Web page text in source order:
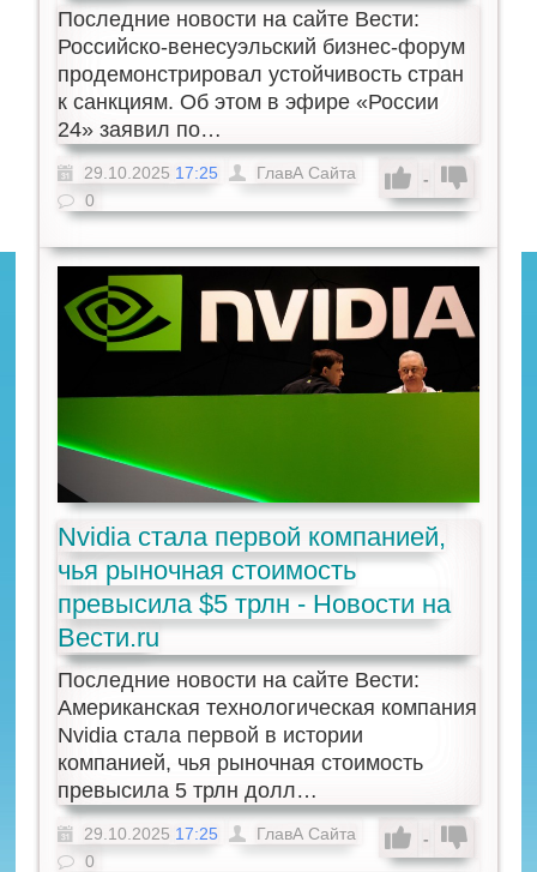
Последние новости на сайте Вести:
Российско-венесуэльский бизнес-форум
продемонстрировал устойчивость стран
к санкциям. Об этом в эфире «России
24» заявил по…
-
29.10.2025 17:25
ГлавА Сайта
0
Nvidia стала первой компанией,
чья рыночная стоимость
превысила $5 трлн - Новости на
Вести.ru
Последние новости на сайте Вести:
Американская технологическая компания
Nvidia стала первой в истории
компанией, чья рыночная стоимость
превысила 5 трлн долл…
-
29.10.2025 17:25
ГлавА Сайта
0